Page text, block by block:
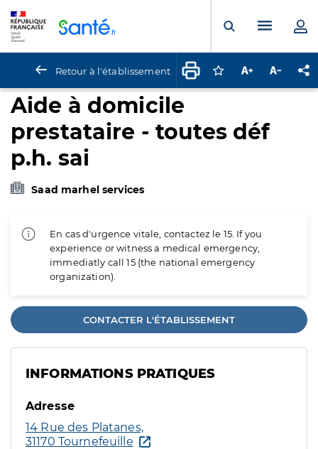
Ouvrir laMenu
Retour à l'établissement Connectez-vous
Augmenter la
Aide à domicile
prestataire - toutes déf
p.h. sai
Saad marhel services
En cas d'urgence vitale, contactez le 15. If you
experience or witness a medical emergency,
immediatly call 15 (the national emergency
organization).
CONTACTER L'ÉTABLISSEMENT
INFORMATIONS PRATIQUES
Adresse
14 Rue des Platanes,
31170 Tournefeuille